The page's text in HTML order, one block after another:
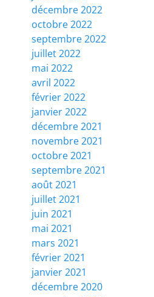
décembre 2022
octobre 2022
septembre 2022
juillet 2022
mai 2022
avril 2022
février 2022
janvier 2022
décembre 2021
novembre 2021
octobre 2021
septembre 2021
août 2021
juillet 2021
juin 2021
mai 2021
mars 2021
février 2021
janvier 2021
décembre 2020